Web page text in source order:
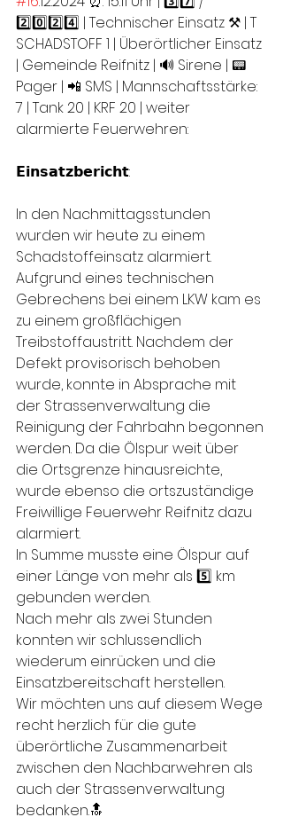
2️⃣0️⃣2️⃣4️⃣ | Technischer Einsatz ⚒️ | T
SCHADSTOFF 1 | Überörtlicher Einsatz
| Gemeinde Reifnitz | 🔊 Sirene | 📟
Pager | 📲 SMS | Mannschaftsstärke:
7 | Tank 20 | KRF 20 | weiter
alarmierte Feuerwehren:
𝗘𝗶𝗻𝘀𝗮𝘁𝘇𝗯𝗲𝗿𝗶𝗰𝗵𝘁:
In den Nachmittagsstunden
wurden wir heute zu einem
Schadstoffeinsatz alarmiert.
Aufgrund eines technischen
Gebrechens bei einem LKW kam es
zu einem großflächigen
Treibstoffaustritt. Nachdem der
Defekt provisorisch behoben
wurde, konnte in Absprache mit
der Strassenverwaltung die
Reinigung der Fahrbahn begonnen
werden. Da die Ölspur weit über
die Ortsgrenze hinausreichte,
wurde ebenso die ortszuständige
Freiwillige Feuerwehr Reifnitz dazu
alarmiert.
In Summe musste eine Ölspur auf
einer Länge von mehr als 5️⃣ km
gebunden werden.
Nach mehr als zwei Stunden
konnten wir schlussendlich
wiederum einrücken und die
Einsatzbereitschaft herstellen.
Wir möchten uns auf diesem Wege
recht herzlich für die gute
überörtliche Zusammenarbeit
zwischen den Nachbarwehren als
auch der Strassenverwaltung
bedanken.🔝